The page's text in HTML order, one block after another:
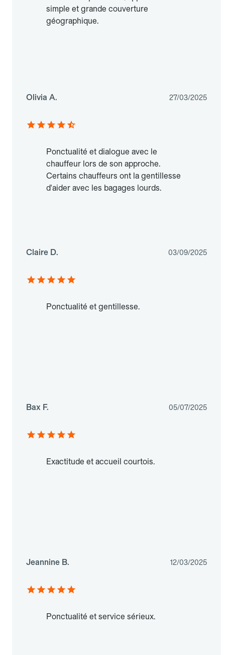
simple et grande couverture
géographique.
Olivia A. 27/03/2025
Ponctualité et dialogue avec le
chauffeur lors de son approche.
Certains chauffeurs ont la gentillesse
d'aider avec les bagages lourds.
Claire D. 03/09/2025
Ponctualité et gentillesse.
Bax F. 05/07/2025
Exactitude et accueil courtois.
Jeannine B. 12/03/2025
Ponctualité et service sérieux.